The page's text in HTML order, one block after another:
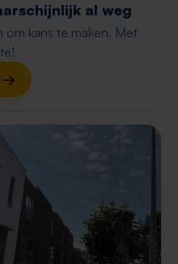
al weg
om kans te maken. Met
→